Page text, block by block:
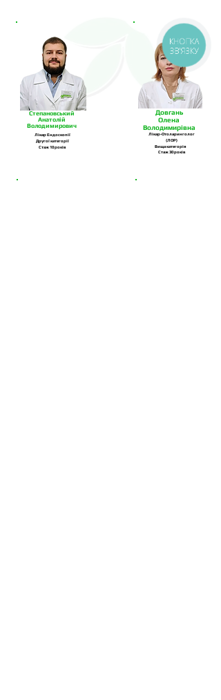
Степановський
Анатолій
Володимирович
Лікар Ендоскопії
Другої категорії
Стаж 10 років
Довгань
Олена
Володимирівна
Лікар-Отоларинголог
(ЛОР)
Вища категорія
Стаж 30 років
КНОПКА
ЗВ'ЯЗКУ